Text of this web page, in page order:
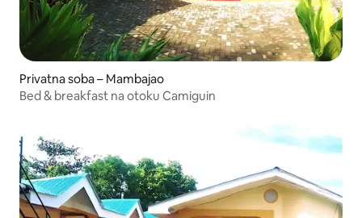
Privatna soba – Mambajao
Bed & breakfast na otoku Camiguin